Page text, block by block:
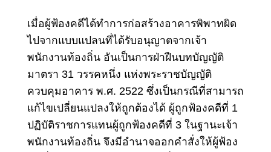
เมื่อผู้ฟ้องคดีได้ทำการก่อสร้างอาคารพิพาทผิด
ไปจากแบบแปลนที่ได้รับอนุญาตจากเจ้า
พนักงานท้องถิ่น อันเป็นการฝ่าฝืนบทบัญญัติ
มาตรา 31 วรรคหนึ่ง แห่งพระราชบัญญัติ
ควบคุมอาคาร พ.ศ. 2522 ซึ่งเป็นกรณีที่สามารถ
แก้ไขเปลี่ยนแปลงให้ถูกต้องได้ ผู้ถูกฟ้องคดีที่ 1
ปฏิบัติราชการแทนผู้ถูกฟ้องคดีที่ 3 ในฐานะเจ้า
พนักงานท้องถิ่น จึงมีอำนาจออกคำสั่งให้ผู้ฟ้อง